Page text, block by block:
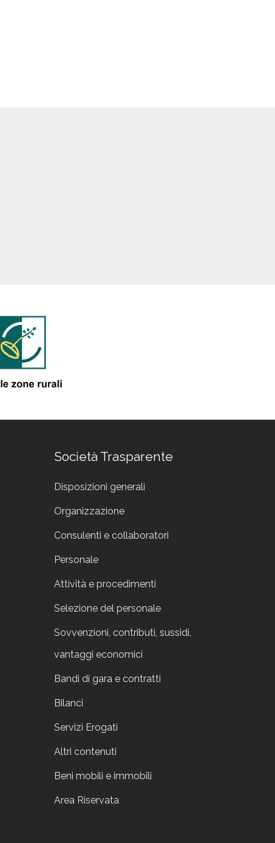
Società Trasparente
Disposizioni generali
Organizzazione
Consulenti e collaboratori
Personale
Attività e procedimenti
Selezione del personale
Sovvenzioni, contributi, sussidi,
vantaggi economici
Bandi di gara e contratti
Bilanci
Servizi Erogati
Altri contenuti
Beni mobili e immobili
Area Riservata